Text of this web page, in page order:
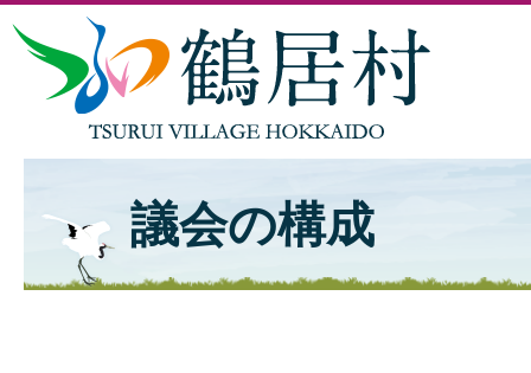
議会の構成